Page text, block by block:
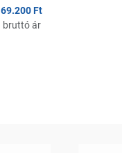
69.200 Ft
bruttó ár